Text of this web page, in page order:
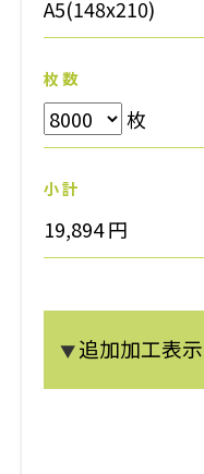
A5(148x210)
枚 数
枚
小 計
19,894 円
▼追加加工表示